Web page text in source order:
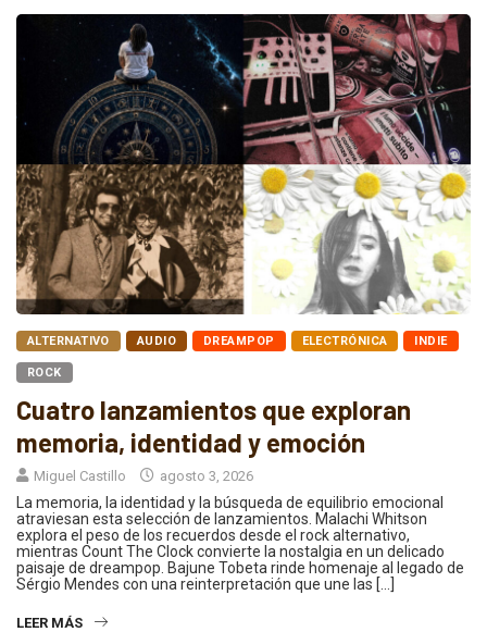
ALTERNATIVO AUDIO DREAMPOP ELECTRÓNICA INDIE
ROCK
Cuatro lanzamientos que exploran
memoria, identidad y emoción
Miguel Castillo agosto 3, 2026
La memoria, la identidad y la búsqueda de equilibrio emocional
atraviesan esta selección de lanzamientos. Malachi Whitson
explora el peso de los recuerdos desde el rock alternativo,
mientras Count The Clock convierte la nostalgia en un delicado
paisaje de dreampop. Bajune Tobeta rinde homenaje al legado de
Sérgio Mendes con una reinterpretación que une las […]
LEER MÁS